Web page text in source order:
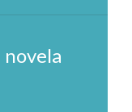
novela